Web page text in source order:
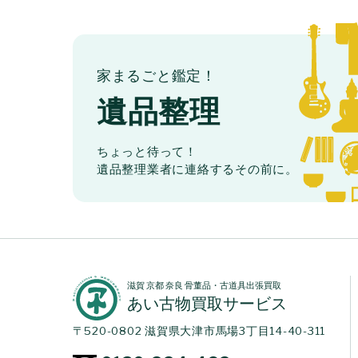
家まるごと鑑定！
遺品整理
ちょっと待って！
遺品整理業者に連絡するその前に。
滋賀 京都 奈良 骨董品・古道具出張買取
あい古物買取サービス
〒520-0802 滋賀県大津市馬場3丁目14-40-311